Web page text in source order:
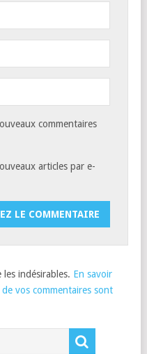
commentaires
articles par e-
indésirables. En savoir
vos commentaires sont